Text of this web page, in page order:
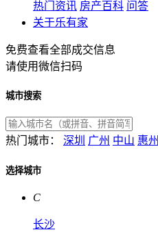
热门资讯 房产百科 问答
关于乐有家
免费查看全部成交信息
请使用微信扫码
城市搜索
热门城市： 深圳 广州 中山 惠州
选择城市
C
长沙